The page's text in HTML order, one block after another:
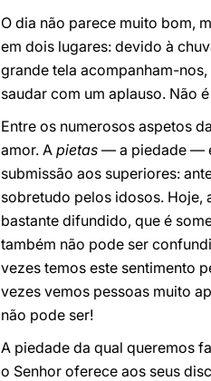
O dia não parece muito bom,
em dois lugares: devido à
grande tela acompanham-
saudar com um aplauso. Não
Entre os numerosos aspetos
amor. A pietas — a piedade —
submissão aos superiores:
sobretudo pelos idosos. Hoje,
bastante difundido, que é
também não pode ser
vezes temos este sentimento
vezes vemos pessoas muito
não pode ser!
A piedade da qual queremos
o Senhor oferece aos seus